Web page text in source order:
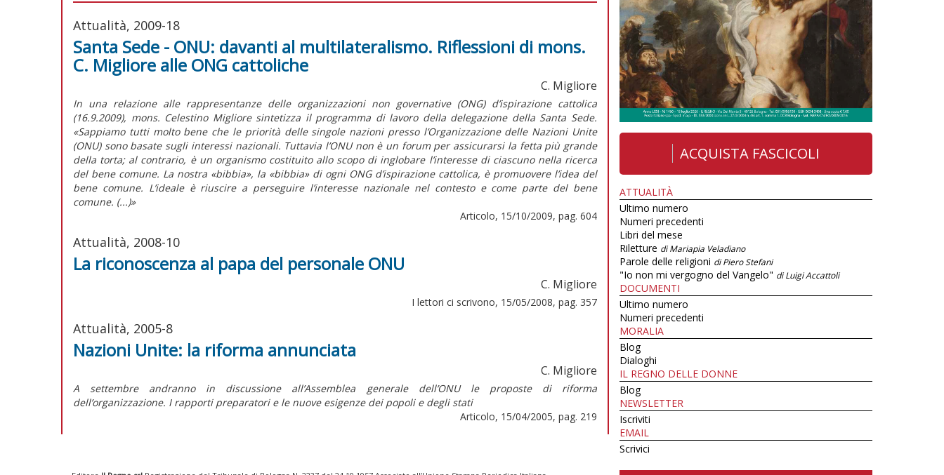
Attualità, 2009-18
Santa Sede - ONU: davanti al multilateralismo. Riflessioni di mons.
C. Migliore alle ONG cattoliche
C. Migliore
In una relazione alle rappresentanze delle organizzazioni non governative (ONG) d’ispirazione cattolica
(16.9.2009), mons. Celestino Migliore sintetizza il programma di lavoro della delegazione della Santa Sede.
«Sappiamo tutti molto bene che le priorità delle singole nazioni presso l’Organizzazione delle Nazioni Unite
(ONU) sono basate sugli interessi nazionali. Tuttavia l’ONU non è un forum per assicurarsi la fetta più grande
della torta; al contrario, è un organismo costituito allo scopo di inglobare l’interesse di ciascuno nella ricerca
del bene comune. La nostra «bibbia», la «bibbia» di ogni ONG d’ispirazione cattolica, è promuovere l’idea del
bene comune. L’ideale è riuscire a perseguire l’interesse nazionale nel contesto e come parte del bene
comune. (...)»
Articolo, 15/10/2009, pag. 604
Attualità, 2008-10
La riconoscenza al papa del personale ONU
C. Migliore
I lettori ci scrivono, 15/05/2008, pag. 357
Attualità, 2005-8
Nazioni Unite: la riforma annunciata
C. Migliore
A settembre andranno in discussione all’Assemblea generale dell’ONU le proposte di riforma
dell’organizzazione. I rapporti preparatori e le nuove esigenze dei popoli e degli stati
Articolo, 15/04/2005, pag. 219
ACQUISTA FASCICOLI
ATTUALITÀ
Ultimo numero
Numeri precedenti
Libri del mese
Riletture di Mariapia Veladiano
Parole delle religioni di Piero Stefani
"Io non mi vergogno del Vangelo" di Luigi Accattoli
DOCUMENTI
Ultimo numero
Numeri precedenti
MORALIA
Blog
Dialoghi
IL REGNO DELLE DONNE
Blog
NEWSLETTER
Iscriviti
EMAIL
Scrivici